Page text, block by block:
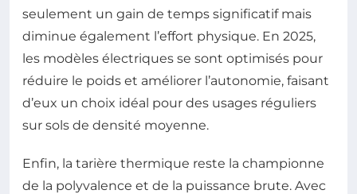
seulement un gain de temps significatif mais
diminue également l’effort physique. En 2025,
les modèles électriques se sont optimisés pour
réduire le poids et améliorer l’autonomie, faisant
d’eux un choix idéal pour des usages réguliers
sur sols de densité moyenne.
Enfin, la tarière thermique reste la championne
de la polyvalence et de la puissance brute. Avec